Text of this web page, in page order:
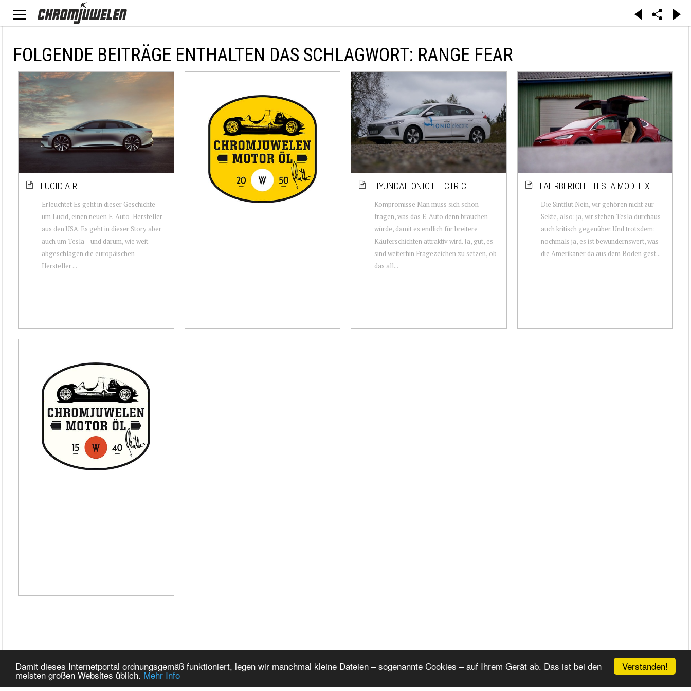
Verstanden!
Damit dieses Internetportal ordnungsgemäß funktioniert, legen wir manchmal kleine Dateien – sogenannte Cookies – auf Ihrem Gerät ab. Das ist bei den
meisten großen Websites üblich. Mehr Info
FOLGENDE BEITRÄGE ENTHALTEN DAS SCHLAGWORT: RANGE FEAR
LUCID AIR
Erleuchtet Es geht in dieser Geschichte
um Lucid, einen neuen E-Auto-Hersteller
aus den USA. Es geht in dieser Story aber
auch um Tesla – und darum, wie weit
abgeschlagen die europäischen
Hersteller ...
HYUNDAI IONIC ELECTRIC
Kompromisse Man muss sich schon
fragen, was das E-Auto denn brauchen
würde, damit es endlich für breitere
Käuferschichten attraktiv wird. Ja, gut, es
sind weiterhin Fragezeichen zu setzen, ob
das all...
FAHRBERICHT TESLA MODEL X
Die Sintflut Nein, wir gehören nicht zur
Sekte, also: ja, wir stehen Tesla durchaus
auch kritisch gegenüber. Und trotzdem:
nochmals ja, es ist bewundernswert, was
die Amerikaner da aus dem Boden gest...